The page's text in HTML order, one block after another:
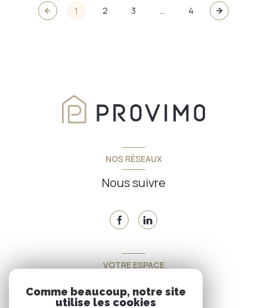
1 2 3 ... 4
NOS RÉSEAUX
Nous suivre
VOTRE ESPACE
Espace propriétaire
Comme beaucoup, notre site
utilise les cookies